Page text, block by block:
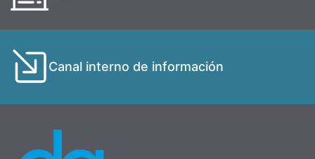
Canal interno de información